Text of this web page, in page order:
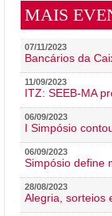
MAIS
07/11/2023
Bancários da
11/09/2023
ITZ: SEEB-MA
06/09/2023
I Simpósio
06/09/2023
Simpósio define
28/08/2023
Alegria, sorteios